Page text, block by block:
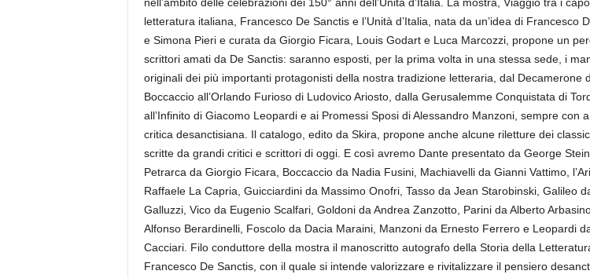
letteratura italiana, Francesco De Sanctis e l’Unità d’Italia, nata da un’idea di Francesco
e Simona Pieri e curata da Giorgio Ficara, Louis Godart e Luca Marcozzi, propone un
scrittori amati da De Sanctis: saranno esposti, per la prima volta in una stessa sede, i
originali dei più importanti protagonisti della nostra tradizione letteraria, dal Decamerone
Boccaccio all’Orlando Furioso di Ludovico Ariosto, dalla Gerusalemme Conquistata di
all’Infinito di Giacomo Leopardi e ai Promessi Sposi di Alessandro Manzoni, sempre con
critica desanctisiana. Il catalogo, edito da Skira, propone anche alcune riletture dei
scritte da grandi critici e scrittori di oggi. E così avremo Dante presentato da George
Petrarca da Giorgio Ficara, Boccaccio da Nadia Fusini, Machiavelli da Gianni Vattimo,
Raffaele La Capria, Guicciardini da Massimo Onofri, Tasso da Jean Starobinski, Galileo
Galluzzi, Vico da Eugenio Scalfari, Goldoni da Andrea Zanzotto, Parini da Alberto
Alfonso Berardinelli, Foscolo da Dacia Maraini, Manzoni da Ernesto Ferrero e Leopardi
Cacciari. Filo conduttore della mostra il manoscritto autografo della Storia della
Francesco De Sanctis, con il quale si intende valorizzare e rivitalizzare il pensiero